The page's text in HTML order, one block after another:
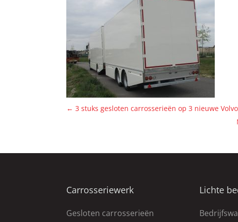
← 3 stuks gesloten carrosserieën op 3 nieuwe
Carrosseriewerk
Gesloten carrosserieën
Lichte